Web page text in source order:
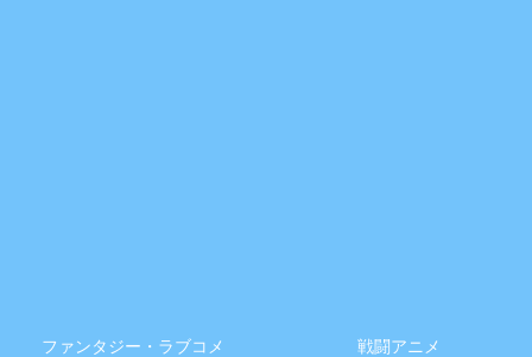
ファンタジー・ラブコメ 戦闘アニメ